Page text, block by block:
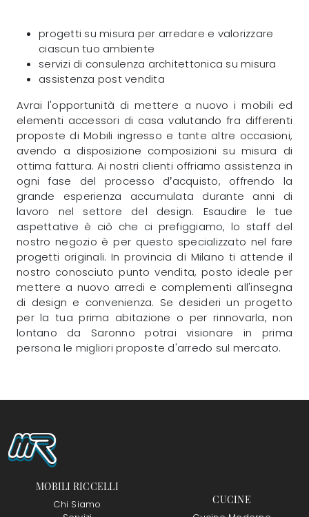
progetti su misura per arredare e valorizzare
ciascun tuo ambiente
servizi di consulenza architettonica su misura
assistenza post vendita
Avrai l'opportunità di mettere a nuovo i mobili ed
elementi accessori di casa valutando fra differenti
proposte di Mobili ingresso e tante altre occasioni,
avendo a disposizione composizioni su misura di
ottima fattura. Ai nostri clienti offriamo assistenza in
ogni fase del processo d’acquisto, offrendo la
grande esperienza accumulata durante anni di
lavoro nel settore del design. Esaudire le tue
aspettative è ciò che ci prefiggiamo, lo staff del
nostro negozio è per questo specializzato nel fare
progetti originali. In provincia di Milano ti attende il
nostro conosciuto punto vendita, posto ideale per
mettere a nuovo arredi e complementi all'insegna
di design e convenienza. Se desideri un progetto
per la tua prima abitazione o per rinnovarla, non
lontano da Saronno potrai visionare in prima
persona le migliori proposte d'arredo sul mercato.
MOBILI RICCELLI
Chi Siamo
CUCINE